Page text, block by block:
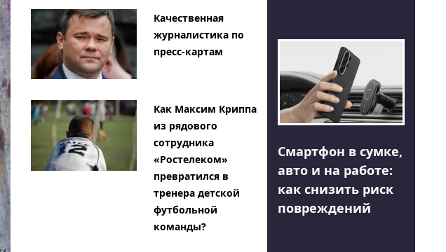
Качественная
журналистика по
пресс-картам
Как Максим Криппа
из рядового
сотрудника
«Ростелеком»
превратился в
тренера детской
футбольной
команды?
Смартфон в сумке,
авто и на работе:
как снизить риск
повреждений